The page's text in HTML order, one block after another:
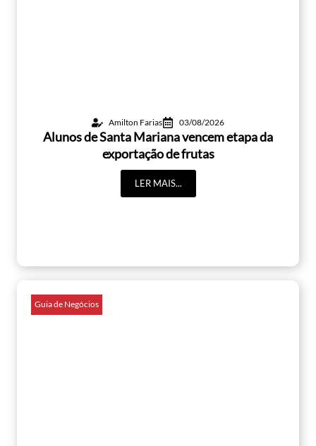
Amilton Farias 03/08/2026
Alunos de Santa Mariana vencem etapa da
exportação de frutas
LER MAIS...
Guia de Negócios